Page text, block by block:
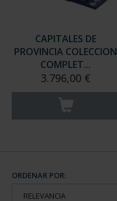
CAPITALES DE
PROVINCIA COLECCION
COMPLET...
3.796,00 €
ORDENAR POR: